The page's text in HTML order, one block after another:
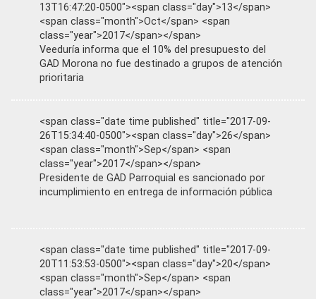
13T16:47:20-0500"><span class="day">13</span>
<span class="month">Oct</span> <span
class="year">2017</span></span>
Veeduría informa que el 10% del presupuesto del
GAD Morona no fue destinado a grupos de atención
prioritaria
<span class="date time published" title="2017-09-
26T15:34:40-0500"><span class="day">26</span>
<span class="month">Sep</span> <span
class="year">2017</span></span>
Presidente de GAD Parroquial es sancionado por
incumplimiento en entrega de información pública
<span class="date time published" title="2017-09-
20T11:53:53-0500"><span class="day">20</span>
<span class="month">Sep</span> <span
class="year">2017</span></span>